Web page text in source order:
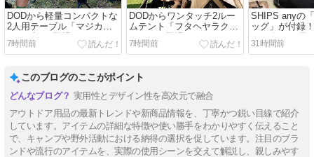
DODから軽量コンパクトな
2人用テーブル「マジカル
テーブル」登場
7時間前
DODからワンタッチ2ルー
ムテント「フタヘヤラクダ
テント」登場
7時間前
SHIPS anyの
ッグ」が付録
2026年10月号
31時間前
このブログのここがポイント
実用性とデザイン性を高次元で融合
アウトドア用品の最新トレンドや新商品情報を、丁寧かつ鋭い目線で紹介
しています。アイテムの詳細な特徴や使い勝手をわかりやすく伝えること
で、キャンプや野外活動における納得の選択を促しています。注目のブラ
ンドや流行のアイテムを、実際の使用シーンを交えて解説し、親しみやす